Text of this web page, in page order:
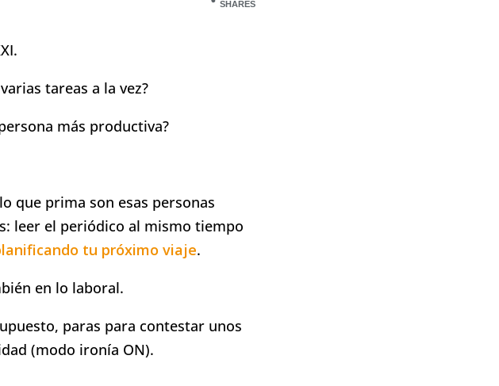
SHARES
tareas a la vez?
más productiva?
que prima son esas personas
leer el periódico al mismo tiempo
tu próximo viaje.
en lo laboral.
paras para contestar unos
(modo ironía ON).